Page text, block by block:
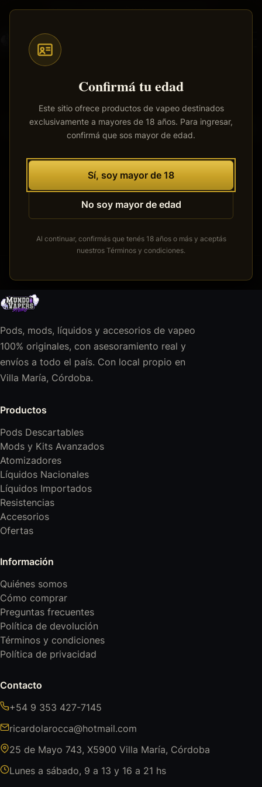
Confirmá tu edad
Este sitio ofrece productos de vapeo destinados
exclusivamente a mayores de 18 años. Para ingresar,
confirmá que sos mayor de edad.
Sí, soy mayor de 18
No soy mayor de edad
Al continuar, confirmás que tenés 18 años o más y aceptás
nuestros Términos y condiciones.
Saltar
contenido
principal
Envíos a todo el país· 100% productos originales
Tenemos grandes proyectos
Se está cocinando algo grande. Nuestra tienda está en
obras y pronto abrirá sus puertas.
Pods, mods, líquidos y accesorios de vapeo
100% originales, con asesoramiento real y
envíos a todo el país. Con local propio en
Villa María, Córdoba.
Productos
Pods Descartables
Mods y Kits Avanzados
Atomizadores
Líquidos Nacionales
Líquidos Importados
Resistencias
Accesorios
Ofertas
Información
Quiénes somos
Cómo comprar
Preguntas frecuentes
Política de devolución
Términos y condiciones
Política de privacidad
Contacto
+54 9 353 427-7145
ricardolarocca@hotmail.com
25 de Mayo 743, X5900 Villa María, Córdoba
Lunes a sábado, 9 a 13 y 16 a 21 hs